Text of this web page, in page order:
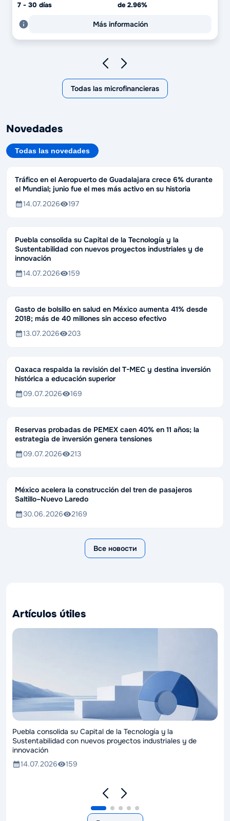
7 - 30 días de 2.96%
Más información
Todas las microfinancieras
Novedades
Todas las novedades
Tráfico en el Aeropuerto de Guadalajara crece 6% durante
el Mundial; junio fue el mes más activo en su historia
14.07.2026
197
Puebla consolida su Capital de la Tecnología y la
Sustentabilidad con nuevos proyectos industriales y de
innovación
14.07.2026
159
Gasto de bolsillo en salud en México aumenta 41% desde
2018; más de 40 millones sin acceso efectivo
13.07.2026
203
Oaxaca respalda la revisión del T-MEC y destina inversión
histórica a educación superior
09.07.2026
169
Reservas probadas de PEMEX caen 40% en 11 años; la
estrategia de inversión genera tensiones
09.07.2026
213
México acelera la construcción del tren de pasajeros
Saltillo–Nuevo Laredo
30.06.2026
2169
Все новости
Artículos útiles
Puebla consolida su Capital de la Tecnología y la
Sustentabilidad con nuevos proyectos industriales y de
innovación
14.07.2026
159